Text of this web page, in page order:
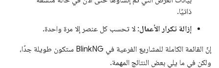
ذاتيًا.
إزالة تكرار الأعمال: لا تحسب كل عنصر إلا مرة واحدة.
إنّ القائمة الكاملة للمشاريع الفرعية في BlinkNG ستكون طويلة جدًا،
ولكن في ما يلي بعض النتائج المهمة.